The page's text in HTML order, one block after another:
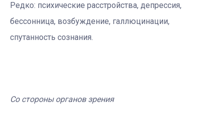
Редко: психические расстройства, депрессия,
бессонница, возбуждение, галлюцинации,
спутанность сознания.
Со стороны органов зрения